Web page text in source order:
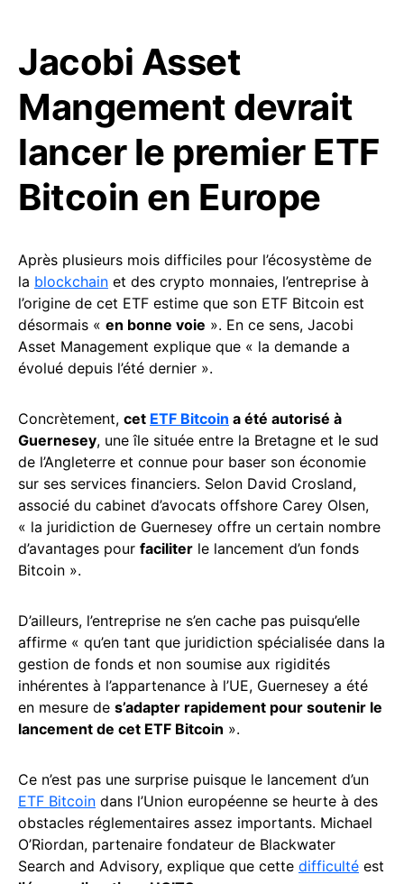
Jacobi Asset
Mangement devrait
lancer le premier ETF
Bitcoin en Europe
Après plusieurs mois difficiles pour l’écosystème de
la blockchain et des crypto monnaies, l’entreprise à
l’origine de cet ETF estime que son ETF Bitcoin est
désormais « en bonne voie ». En ce sens, Jacobi
Asset Management explique que « la demande a
évolué depuis l’été dernier ».
Concrètement, cet ETF Bitcoin a été autorisé à
Guernesey, une île située entre la Bretagne et le sud
de l’Angleterre et connue pour baser son économie
sur ses services financiers. Selon David Crosland,
associé du cabinet d’avocats offshore Carey Olsen,
« la juridiction de Guernesey offre un certain nombre
d’avantages pour faciliter le lancement d’un fonds
Bitcoin ».
D’ailleurs, l’entreprise ne s’en cache pas puisqu’elle
affirme « qu’en tant que juridiction spécialisée dans la
gestion de fonds et non soumise aux rigidités
inhérentes à l’appartenance à l’UE, Guernesey a été
en mesure de s’adapter rapidement pour soutenir le
lancement de cet ETF Bitcoin ».
Ce n’est pas une surprise puisque le lancement d’un
ETF Bitcoin dans l’Union européenne se heurte à des
obstacles réglementaires assez importants. Michael
O’Riordan, partenaire fondateur de Blackwater
Search and Advisory, explique que cette difficulté est